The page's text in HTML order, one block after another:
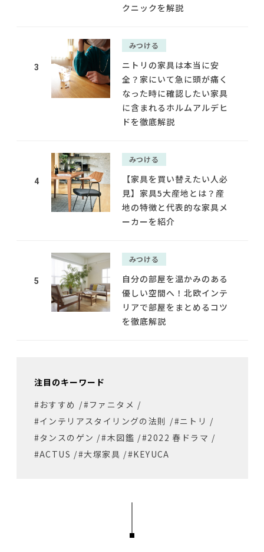
クニックを解説
3
みつける
ニトリの家具は本当に安
全？家にいて急に頭が痛く
なった時に確認したい家具
に含まれるホルムアルデヒ
ドを徹底解説
4
みつける
【家具を買い替えたい人必
見】家具5大産地とは？産
地の特徴と代表的な家具メ
ーカーを紹介
5
みつける
自分の部屋を温かみのある
優しい空間へ！北欧インテ
リアで部屋をまとめるコツ
を徹底解説
注目のキーワード
#おすすめ /#ファニタメ /
#インテリアスタイリングの法則 /#ニトリ /
#タンスのゲン /#木図鑑 /#2022 春ドラマ /
#ACTUS /#大塚家具 /#KEYUCA